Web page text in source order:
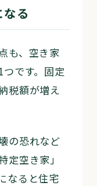
る
も、空き家
です。固定
税額が増え
の恐れなど
定空き家」
なると住宅